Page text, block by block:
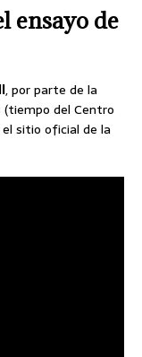
ensayo de
, por parte de la
del Centro
sitio oficial de la